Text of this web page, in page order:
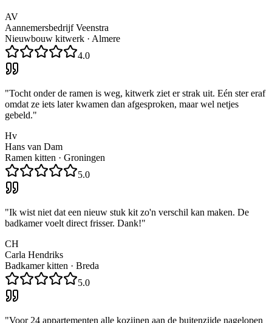
AV
Aannemersbedrijf Veenstra
Nieuwbouw kitwerk · Almere
4.0
"Tocht onder de ramen is weg, kitwerk ziet er strak uit. Eén ster eraf
omdat ze iets later kwamen dan afgesproken, maar wel netjes
gebeld."
Hv
Hans van Dam
Ramen kitten · Groningen
5.0
"Ik wist niet dat een nieuw stuk kit zo'n verschil kan maken. De
badkamer voelt direct frisser. Dank!"
CH
Carla Hendriks
Badkamer kitten · Breda
5.0
"Voor 24 appartementen alle kozijnen aan de buitenzijde nagelopen